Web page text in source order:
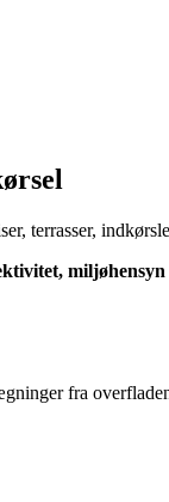
terrasser,
fra